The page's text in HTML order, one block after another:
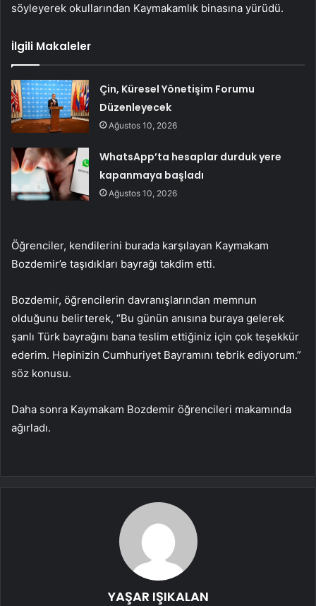
söyleyerek okullarından Kaymakamlık binasına yürüdü.
İlgili Makaleler
Çin, Küresel Yönetişim Forumu
Düzenleyecek
Ağustos 10, 2026
WhatsApp’ta hesaplar durduk yere
kapanmaya başladı
Ağustos 10, 2026
Öğrenciler, kendilerini burada karşılayan Kaymakam
Bozdemir’e taşıdıkları bayrağı takdim etti.
Bozdemir, öğrencilerin davranışlarından memnun
olduğunu belirterek, “Bu günün anısına buraya gelerek
şanlı Türk bayrağını bana teslim ettiğiniz için çok teşekkür
ederim. Hepinizin Cumhuriyet Bayramını tebrik ediyorum.”
söz konusu.
Daha sonra Kaymakam Bozdemir öğrencileri makamında
ağırladı.
YAŞAR IŞIKALAN